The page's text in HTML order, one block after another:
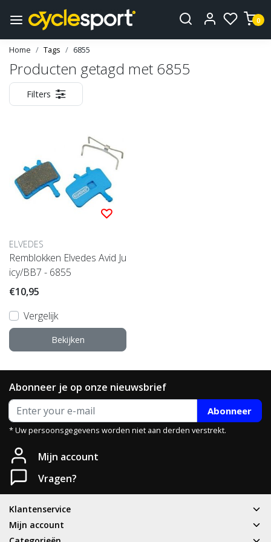
0
Home Tags 6855
Producten getagd met 6855
Filters
ELVEDES
Remblokken Elvedes Avid Ju
icy/BB7 - 6855
€10,95
Vergelijk
Bekijken
Abonneer je op onze nieuwsbrief
Abonneer
* Uw persoonsgegevens worden niet aan derden verstrekt.
Mijn account
Vragen?
Klantenservice
Mijn account